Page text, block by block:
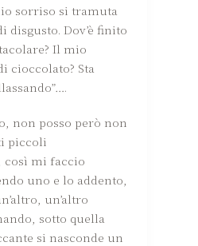
sorriso si tramuta
disgusto. Dov’è finito
Il mio
cioccolato? Sta
non posso però non
piccoli
così mi faccio
uno e lo addento,
un’altro
sotto quella
si nasconde un